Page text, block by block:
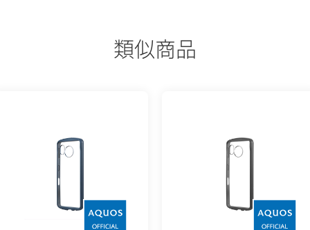
類似商品